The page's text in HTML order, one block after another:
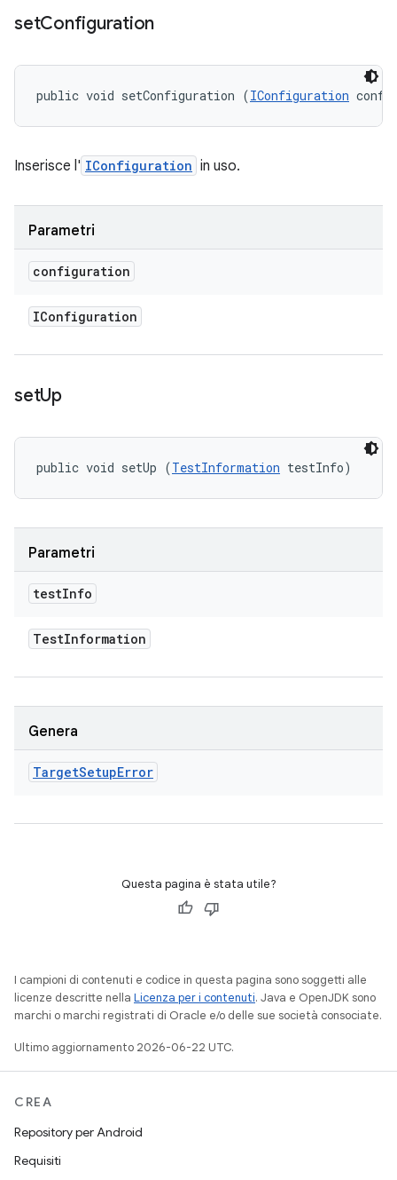
setConfiguration
public void setConfiguration (IConfiguration
Inserisce l' IConfiguration in uso.
Parametri
configuration
IConfiguration
setUp
public void setUp (TestInformation testInfo)
Parametri
testInfo
TestInformation
Genera
TargetSetupError
Questa pagina è stata utile?
I campioni di contenuti e codice in questa pagina sono soggetti alle
licenze descritte nella Licenza per i contenuti. Java e OpenJDK sono
marchi o marchi registrati di Oracle e/o delle sue società consociate.
Ultimo aggiornamento 2026-06-22 UTC.
CREA
Repository per Android
Requisiti